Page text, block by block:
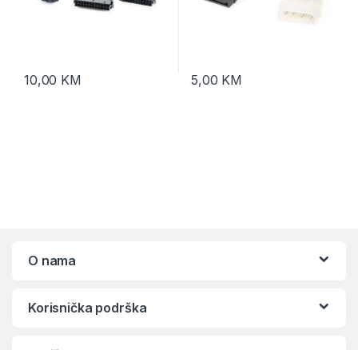
10,00 KM 5,00 KM
O nama
Korisnička podrška